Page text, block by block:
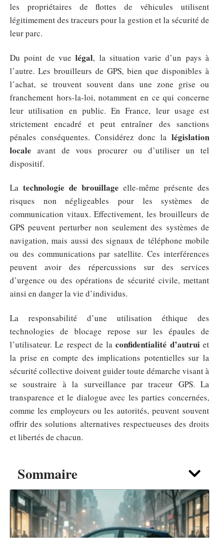
Sommaire
les propriétaires de flottes de véhicules utilisent
légitimement des traceurs pour la gestion et la sécurité de
leur parc.
Du point de vuelégal, la situation varie d’un pays à
l’autre. Les brouilleurs de GPS, bien que disponibles à
l’achat, se trouvent souvent dans une zone grise ou
franchement hors-la-loi, notamment en ce qui concerne
leur utilisation en public. En France, leur usage est
strictement encadré et peut entraîner des sanctions
pénales conséquentes. Considérez donc la législation
locale avant de vous procurer ou d’utiliser un tel
dispositif.
La technologie de brouillage elle-même présente des
risques non négligeables pour les systèmes de
communication vitaux. Effectivement, les brouilleurs de
GPS peuvent perturber non seulement des systèmes de
navigation, mais aussi des signaux de téléphone mobile
ou des communications par satellite. Ces interférences
peuvent avoir des répercussions sur des services
d’urgence ou des opérations de sécurité civile, mettant
ainsi en danger la vie d’individus.
La responsabilité d’une utilisation éthique des
technologies de blocage repose sur les épaules de
l’utilisateur. Le respect de laconfidentialité d’autruiet
la prise en compte des implications potentielles sur la
sécurité collective doivent guider toute démarche visant à
se soustraire à la surveillance par traceur GPS. La
transparence et le dialogue avec les parties concernées,
comme les employeurs ou les autorités, peuvent souvent
offrir des solutions alternatives respectueuses des droits
et libertés de chacun.